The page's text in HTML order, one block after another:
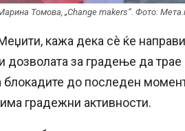
Томова, „Change makers“. Фото:
кажа дека сè ќе направи
дозволата за градење да трае
блокадите до последен
градежни активности.